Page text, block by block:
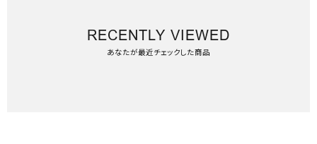
RECENTLY VIEWED
あなたが最近チェックした商品